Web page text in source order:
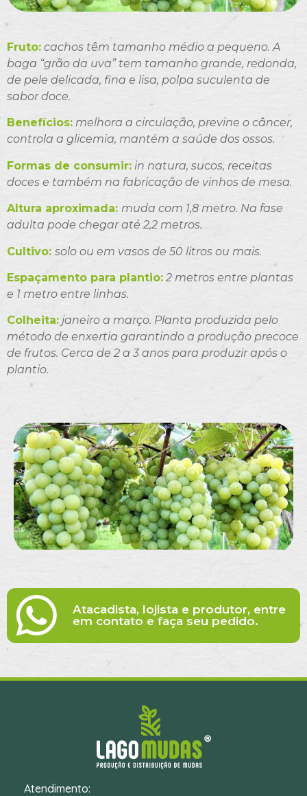
Fruto: cachos têm tamanho médio a pequeno. A
baga “grão da uva” tem tamanho grande, redonda,
de pele delicada, fina e lisa, polpa suculenta de
sabor doce.
Benefícios: melhora a circulação, previne o câncer,
controla a glicemia, mantém a saúde dos ossos.
Formas de consumir: in natura, sucos, receitas
doces e também na fabricação de vinhos de mesa.
Altura aproximada: muda com 1,8 metro. Na fase
adulta pode chegar até 2,2 metros.
Cultivo: solo ou em vasos de 50 litros ou mais.
Espaçamento para plantio: 2 metros entre plantas
e 1 metro entre linhas.
Colheita: janeiro a março. Planta produzida pelo
método de enxertia garantindo a produção precoce
de frutos. Cerca de 2 a 3 anos para produzir após o
plantio.
Atacadista, lojista e produtor, entre
em contato e faça seu pedido.
Atendimento: